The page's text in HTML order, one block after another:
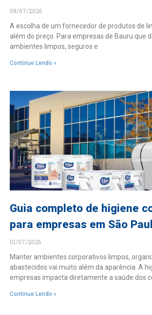
08/07/2026
A escolha de um fornecedor de produtos de
além do preço. Para empresas de Bauru que
ambientes limpos, seguros e
Continue Lendo »
Guia completo de higiene
para empresas em São
01/07/2026
Manter ambientes corporativos limpos,
abastecidos vai muito além da aparência. A
empresas impacta diretamente a saúde dos
Continue Lendo »